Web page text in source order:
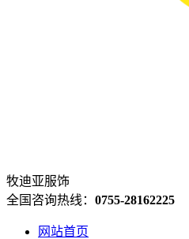
牧迪亚服饰
全国咨询热线： 0755-28162225
网站首页